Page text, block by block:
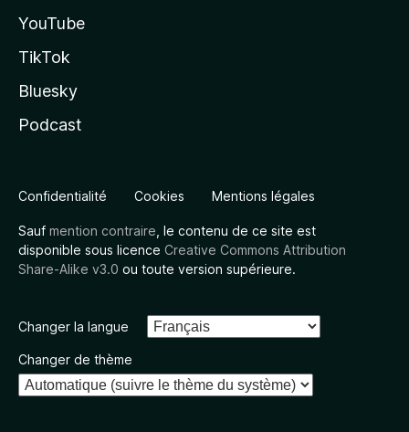
YouTube
TikTok
Bluesky
Podcast
Confidentialité Cookies Mentions légales
Sauf mention contraire , le contenu de ce site est
disponible sous licence Creative Commons Attribution
Share-Alike v3.0 ou toute version supérieure.
Changer la langue
Changer de thème